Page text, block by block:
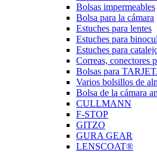
Bolsas impermeables
Bolsa para la cámara
Estuches para lentes
Estuches para
Estuches para
Correas, conectores
Bolsas para
Varios bolsillos de
Bolsa de la cámara
CULLMANN
F-STOP
GITZO
GURA GEAR
LENSCOAT®